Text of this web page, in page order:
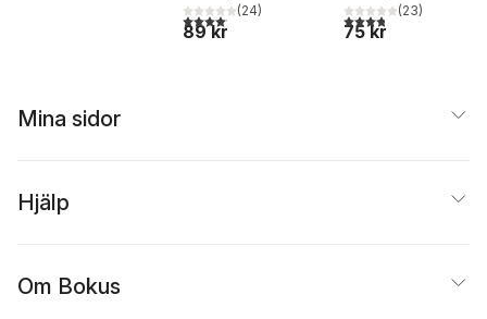
4,1utav 5 stjärnor. Totalt antal röster:
(24)
89 kr
3,8utav 5 stjärnor.
(23)
75 kr
Mina sidor
Hjälp
Om Bokus